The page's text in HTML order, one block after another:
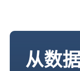
从数